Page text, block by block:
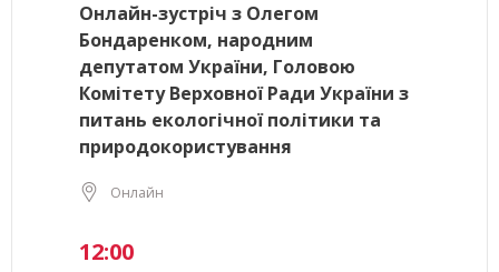
Онлайн-зустріч з Олегом
Бондаренком, народним
депутатом України, Головою
Комітету Верховної Ради України з
питань екологічної політики та
природокористування
Онлайн
12:00